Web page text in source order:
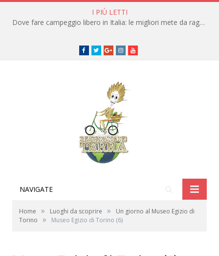
I PIÙ LETTI
Dove fare campeggio libero in Italia: le migliori mete da raggiungere in traghetto
Facebook
TwitterGoogle+instagramyoutube
NAVIGATE
Home » Luoghi da scoprire »
Un giorno al Museo Egizio di
Torino
» Museo Egizio di Torino (6)